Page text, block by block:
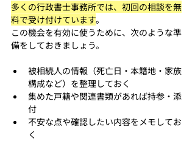
多くの行政書士事務所では、初回の相談を無
料で受け付けています。
この機会を有効に使うために、次のような準
備をしておきましょう。
被相続人の情報（死亡日・本籍地・家族
構成など）を整理しておく
集めた戸籍や関連書類があれば持参・添
付
不安な点や確認したい内容をメモしてお
く